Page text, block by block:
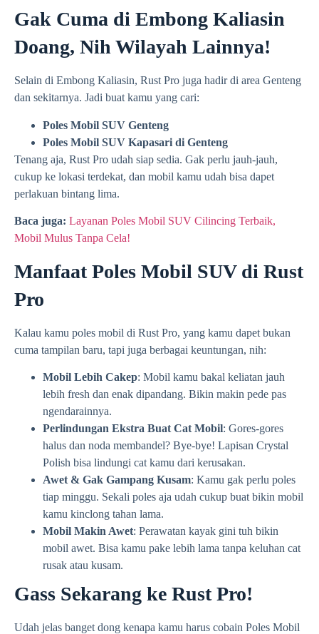
Gak Cuma di Embong Kaliasin
Doang, Nih Wilayah Lainnya!
Selain di Embong Kaliasin, Rust Pro juga hadir di area Genteng
dan sekitarnya. Jadi buat kamu yang cari:
Poles Mobil SUV Genteng
Poles Mobil SUV Kapasari di Genteng
Tenang aja, Rust Pro udah siap sedia. Gak perlu jauh-jauh,
cukup ke lokasi terdekat, dan mobil kamu udah bisa dapet
perlakuan bintang lima.
Baca juga: Layanan Poles Mobil SUV Cilincing Terbaik,
Mobil Mulus Tanpa Cela!
Manfaat Poles Mobil SUV di Rust
Pro
Kalau kamu poles mobil di Rust Pro, yang kamu dapet bukan
cuma tampilan baru, tapi juga berbagai keuntungan, nih:
Mobil Lebih Cakep: Mobil kamu bakal keliatan jauh
lebih fresh dan enak dipandang. Bikin makin pede pas
ngendarainnya.
Perlindungan Ekstra Buat Cat Mobil: Gores-gores
halus dan noda membandel? Bye-bye! Lapisan Crystal
Polish bisa lindungi cat kamu dari kerusakan.
Awet & Gak Gampang Kusam: Kamu gak perlu poles
tiap minggu. Sekali poles aja udah cukup buat bikin mobil
kamu kinclong tahan lama.
Mobil Makin Awet: Perawatan kayak gini tuh bikin
mobil awet. Bisa kamu pake lebih lama tanpa keluhan cat
rusak atau kusam.
Gass Sekarang ke Rust Pro!
Udah jelas banget dong kenapa kamu harus cobain Poles Mobil